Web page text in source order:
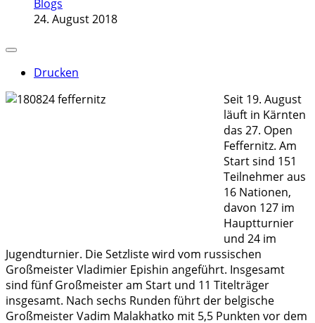
Blogs
24. August 2018
Drucken
Seit 19. August
läuft in Kärnten
das 27. Open
Feffernitz. Am
Start sind 151
Teilnehmer aus
16 Nationen,
davon 127 im
Hauptturnier
und 24 im
Jugendturnier. Die Setzliste wird vom russischen
Großmeister Vladimier Epishin angeführt. Insgesamt
sind fünf Großmeister am Start und 11 Titelträger
insgesamt. Nach sechs Runden führt der belgische
Großmeister Vadim Malakhatko mit 5,5 Punkten vor dem